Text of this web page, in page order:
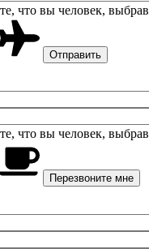
что вы человек, выбрав
что вы человек, выбрав